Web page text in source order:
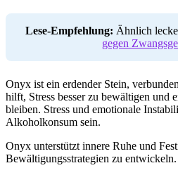
Lese-Empfehlung: Ähnlich
gegen
Onyx ist ein erdender Stein,
hilft, Stress besser zu bewältigen und
bleiben. Stress und emotionale
Alkoholkonsum sein.
Onyx unterstützt innere Ruhe und
Bewältigungsstrategien zu entwickeln.